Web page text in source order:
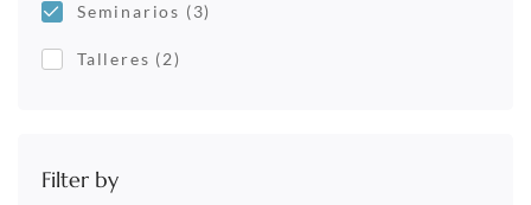
Seminarios (3)
Talleres (2)
Filter by